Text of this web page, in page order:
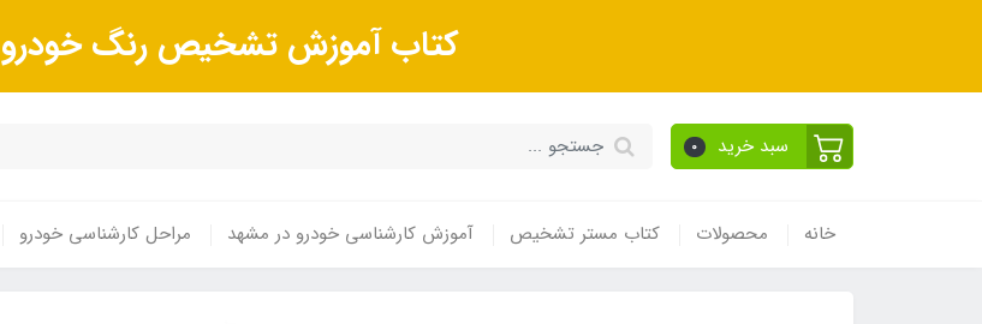
کتاب آموزش تشخیص رنگ خودرو
سبد خرید 0
خانه محصولات کتاب مستر تشخیص آموزش کارشناسی خودرو در مشهد مراحل کارشناسی خودرو